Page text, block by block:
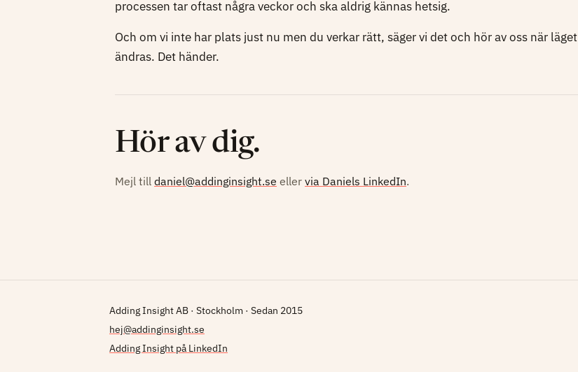
processen tar oftast några veckor och ska aldrig kännas hetsig.
Och om vi inte har plats just nu men du verkar rätt, säger vi det och hör av oss när läget
ändras. Det händer.
Hör av dig.
Mejl till daniel@addinginsight.se eller via Daniels LinkedIn.
Adding Insight AB · Stockholm · Sedan 2015
hej@addinginsight.se
Adding Insight på LinkedIn